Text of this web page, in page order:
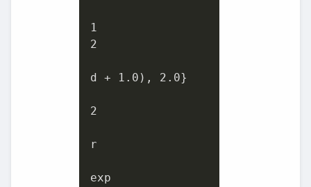
1
2
d + 1.0 ), 2.0}
2
r